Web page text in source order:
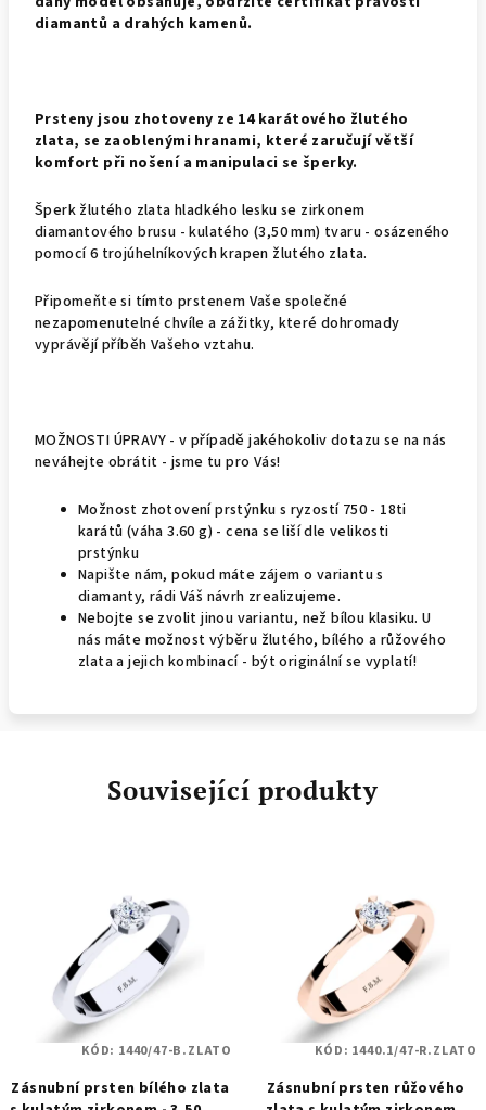
diamantů a drahých kamenů.
Prsteny jsou zhotoveny ze 14 karátového žlutého
zlata, se zaoblenými hranami, které zaručují větší
komfort při nošení a manipulaci se šperky.
Šperk žlutého zlata hladkého lesku se zirkonem
diamantového brusu - kulatého (3,50 mm) tvaru - osázeného
pomocí 6 trojúhelníkových krapen žlutého zlata.
Připomeňte si tímto prstenem Vaše společné
nezapomenutelné chvíle a zážitky, které dohromady
vyprávějí příběh Vašeho vztahu.
MOŽNOSTI ÚPRAVY - v případě jakéhokoliv dotazu se na nás
neváhejte obrátit - jsme tu pro Vás!
Možnost zhotovení prstýnku s ryzostí 750 - 18ti
karátů (váha 3.60 g) - cena se liší dle velikosti
prstýnku
Napište nám, pokud máte zájem o variantu s
diamanty, rádi Váš návrh zrealizujeme.
Nebojte se zvolit jinou variantu, než bílou klasiku. U
nás máte možnost výběru žlutého, bílého a růžového
zlata a jejich kombinací - být originální se vyplatí!
Související produkty
Zásnubní prsten bílého zlata
KÓD: 1440/47-B.ZLATO
Zásnubní prsten růžového
KÓD: 1440.1/47-R.ZLATO